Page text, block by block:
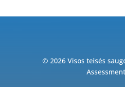
© 2026 Visos teisės